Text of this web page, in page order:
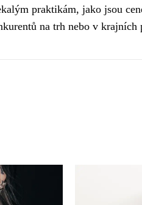
praktikám, jako jsou
na trh nebo v